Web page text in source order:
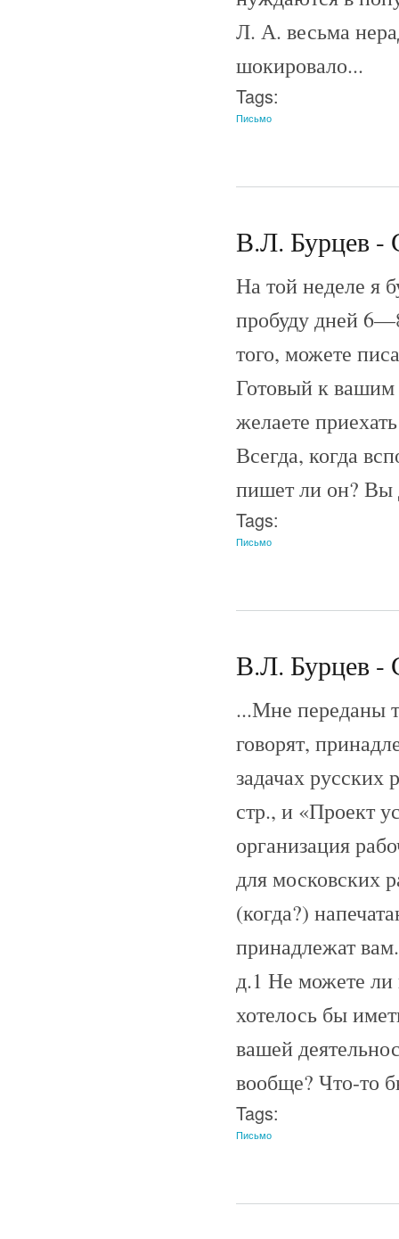
Л. А. весьма
шокировало...
Tags:
Письмо
В.Л. Бурцев -
На той неделе я
пробуду дней
того, можете
Готовый к вашим
желаете
Всегда, когда
пишет ли он?
Tags:
Письмо
В.Л. Бурцев -
...Мне переданы
говорят,
задачах русских
стр., и «Проект
организация
для московских
(когда?)
принадлежат
д.1 Не можете ли
хотелось бы
вашей
вообще? Что-то
Tags:
Письмо